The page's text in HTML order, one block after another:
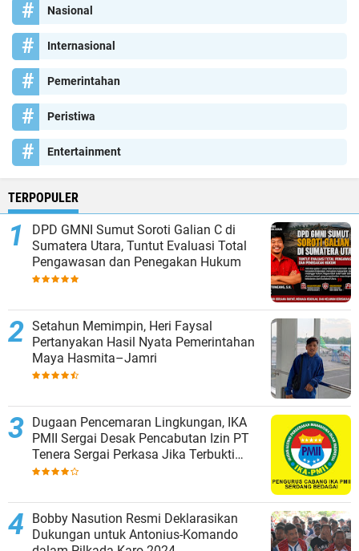
Nasional
Internasional
Pemerintahan
Peristiwa
Entertainment
TERPOPULER
DPD GMNI Sumut Soroti Galian C di
Sumatera Utara, Tuntut Evaluasi Total
Pengawasan dan Penegakan Hukum
Setahun Memimpin, Heri Faysal
Pertanyakan Hasil Nyata Pemerintahan
Maya Hasmita–Jamri
Dugaan Pencemaran Lingkungan, IKA
PMII Sergai Desak Pencabutan Izin PT
Tenera Sergai Perkasa Jika Terbukti
Melanggar
Bobby Nasution Resmi Deklarasikan
Dukungan untuk Antonius-Komando